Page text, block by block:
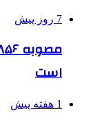
7 روز پیش
است
1 هفته پیش